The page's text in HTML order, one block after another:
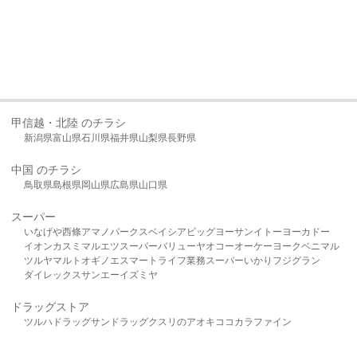
甲信越・北陸 のチラシ
新潟県富山県石川県福井県山梨県長野県
中国 のチラシ
鳥取県島根県岡山県広島県山口県
スーパー
いなげや西條アマノパークスベイシア ビッグヨーサンイトーヨーカドー
イオンカスミ マルエツスーパーバリューヤオコーオーケー ヨークベニマル
ツルヤマルト オギノ エスマート ライフ業務スーパーいかり フジグラン
ダイレックスサンエーイズミヤ
ドラッグストア
ツルハドラッグサンドラッグクスリのアオキ ココカラファイン